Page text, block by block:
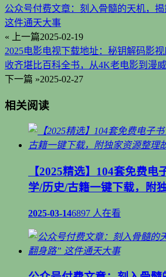
公众号付费文章：刻入骨髓的天机，
这件通天大事
« 上一篇2025-02-19
2025电影电视下载地址：秘钥解码影视
收齐堪比百科全书，从4K老电影到漫
下一篇 »2025-02-27
相关阅读
【2025精选】104套免费电
学/历史/古籍一键下载，附
2025-03-146897 人在看